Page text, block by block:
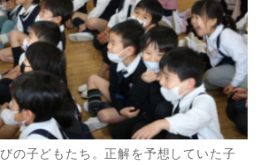
の子どもたち。正解を予想していた子